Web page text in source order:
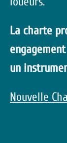
La charte
un
Nouvelle